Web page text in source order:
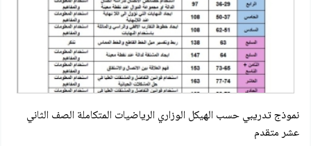
نموذج تدريبي حسب الهيكل الوزاري الرياضيات المتكاملة الصف الثاني
عشر متقدم